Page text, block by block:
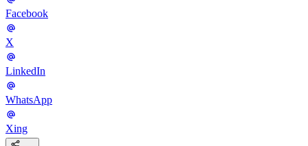
Facebook
X
LinkedIn
WhatsApp
Xing